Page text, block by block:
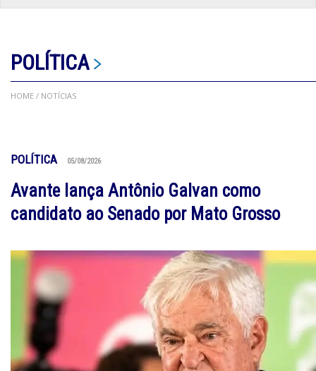
POLÍTICA
HOME / NOTÍCIAS
POLÍTICA 05/08/2026
Avante lança Antônio Galvan como
candidato ao Senado por Mato Grosso